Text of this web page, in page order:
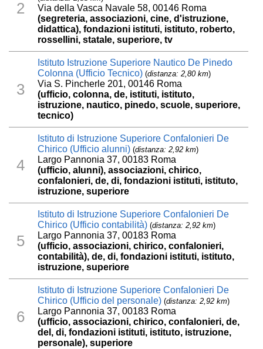
2
Via della Vasca Navale 58, 00146 Roma
(segreteria, associazioni, cine, d'istruzione,
didattica), fondazioni istituti, istituto, roberto,
rossellini, statale, superiore, tv
3
Istituto Istruzione Superiore Nautico De Pinedo
Colonna (Ufficio Tecnico) (distanza: 2,80 km)
Via S. Pincherle 201, 00146 Roma
(ufficio, colonna, de, istituti, istituto,
istruzione, nautico, pinedo, scuole, superiore,
tecnico)
4
Istituto di Istruzione Superiore Confalonieri De
Chirico (Ufficio alunni) (distanza: 2,92 km)
Largo Pannonia 37, 00183 Roma
(ufficio, alunni), associazioni, chirico,
confalonieri, de, di, fondazioni istituti, istituto,
istruzione, superiore
5
Istituto di Istruzione Superiore Confalonieri De
Chirico (Ufficio contabilità) (distanza: 2,92 km)
Largo Pannonia 37, 00183 Roma
(ufficio, associazioni, chirico, confalonieri,
contabilità), de, di, fondazioni istituti, istituto,
istruzione, superiore
6
Istituto di Istruzione Superiore Confalonieri De
Chirico (Ufficio del personale) (distanza: 2,92 km)
Largo Pannonia 37, 00183 Roma
(ufficio, associazioni, chirico, confalonieri, de,
del, di, fondazioni istituti, istituto, istruzione,
personale), superiore